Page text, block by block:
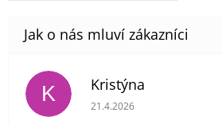
K Kristýna
Hodnocení obchodu je 5 z 5
21.4.2026